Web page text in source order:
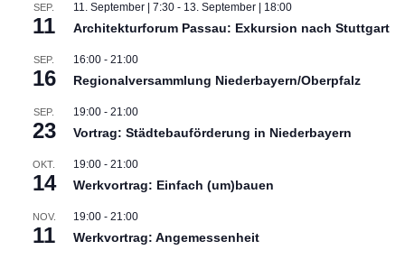
SEP.
11
11. September | 7:30- 13. September | 18:00
Architekturforum Passau: Exkursion nach Stuttgart
SEP.
16
16:00- 21:00
Regionalversammlung Niederbayern/Oberpfalz
SEP.
23
19:00- 21:00
Vortrag: Städtebauförderung in Niederbayern
OKT.
14
19:00- 21:00
Werkvortrag: Einfach (um)bauen
NOV.
11
19:00- 21:00
Werkvortrag: Angemessenheit